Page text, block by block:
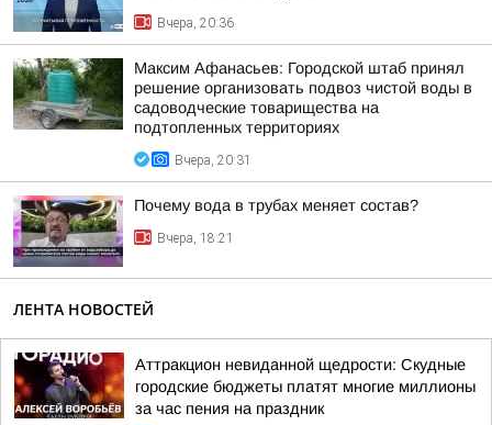
Вчера, 20:36
Максим Афанасьев: Городской штаб принял
решение организовать подвоз чистой воды в
садоводческие товарищества на
подтопленных территориях
Вчера, 20:31
Почему вода в трубах меняет состав?
Вчера, 18:21
ЛЕНТА НОВОСТЕЙ
Аттракцион невиданной щедрости: Скудные
городские бюджеты платят многие миллионы
за час пения на праздник